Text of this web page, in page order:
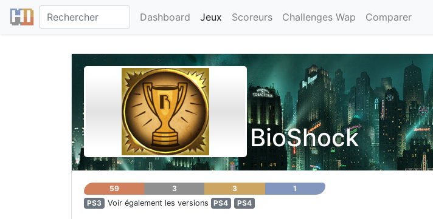
Dashboard Jeux Scoreurs Challenges Wap Comparer
BioShock
59 3 3
1
PS3
Voir également les versions PS4 PS4